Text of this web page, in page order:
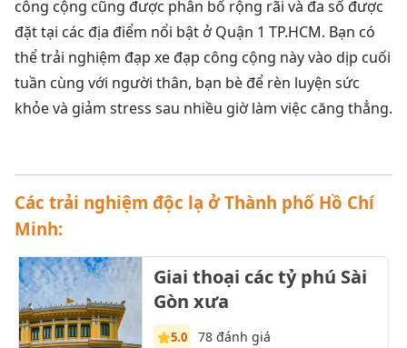
công cộng cũng được phân bố rộng rãi và đa số được
đặt tại các địa điểm nổi bật ở Quận 1 TP.HCM. Bạn có
thể trải nghiệm đạp xe đạp công cộng này vào dịp cuối
tuần cùng với người thân, bạn bè để rèn luyện sức
khỏe và giảm stress sau nhiều giờ làm việc căng thẳng.
Các trải nghiệm độc lạ ở Thành phố Hồ Chí
Minh:
Giai thoại các tỷ phú Sài
Gòn xưa
5.0 78 đánh giá